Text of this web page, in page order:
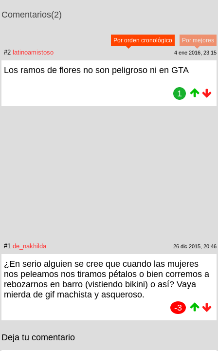
Comentarios(2)
Por mejores
Por orden cronológico
#2 latinoamistoso 4 ene 2016, 23:15
Los ramos de flores no son peligroso ni en GTA
1
#1 de_nakhilda 26 dic 2015, 20:46
¿En serio alguien se cree que cuando las mujeres
nos peleamos nos tiramos pétalos o bien corremos a
rebozarnos en barro (vistiendo bikini) o así? Vaya
mierda de gif machista y asqueroso.
-3
Deja tu comentario